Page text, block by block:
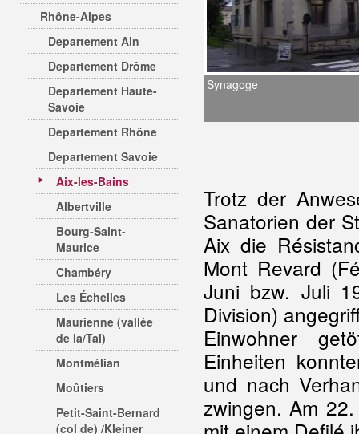
Rhône-Alpes
Departement Ain
Departement Drôme
Departement Haute-
Savoie
Departement Rhône
Departement Savoie
Aix-les-Bains
Albertville
Bourg-Saint-
Maurice
Chambéry
Les Échelles
Maurienne (vallée
de la/Tal)
Montmélian
Moûtiers
Petit-Saint-Bernard
(col de) /Kleiner
Synagoge
Trotz der
Sanatorien der
Aix die
Mont Revard
Juni bzw. Juli
Division)
Einwohner
Einheiten
und nach
zwingen. Am